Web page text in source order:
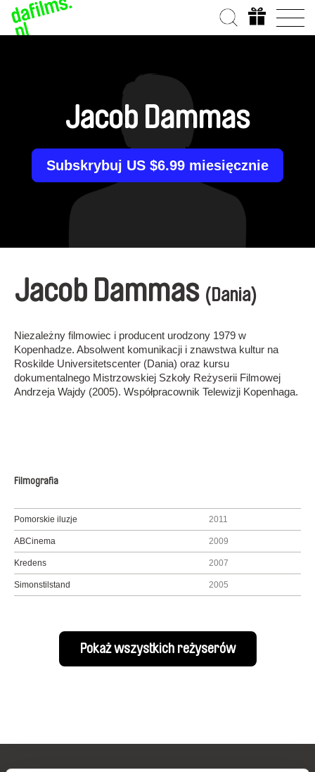
Jacob Dammas
Subskrybuj US $6.99 miesięcznie
Jacob Dammas (Dania)
Niezależny filmowiec i producent urodzony 1979 w
Kopenhadze. Absolwent komunikacji i znawstwa kultur na
Roskilde Universitetscenter (Dania) oraz kursu
dokumentalnego Mistrzowskiej Szkoły Reżyserii Filmowej
Andrzeja Wajdy (2005). Współpracownik Telewizji Kopenhaga.
Filmografia
Pomorskie iluzje 2011
ABCinema 2009
Kredens 2007
Simonstilstand 2005
Pokaż wszystkich reżyserów